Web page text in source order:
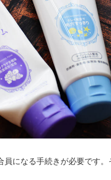
員になる手続きが必要です